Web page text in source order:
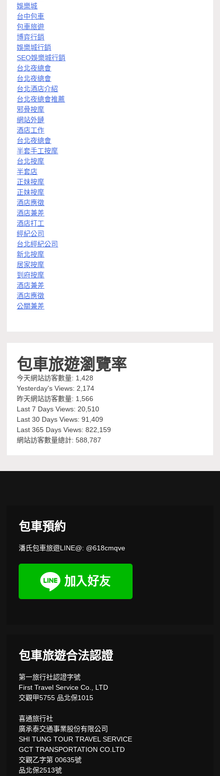
娛樂城
台中包車
包車旅遊
博弈行銷
娛樂城行銷
SEO娛樂城行銷
台北夜總會
台北夜總會
台北酒店介紹
台北夜總會推薦
邪骨按摩
網站外鏈
酒店工作
台北夜總會
半套手工按摩
台北按摩
半套店
正妹按摩
正妹按摩
酒店應徵
酒店兼差
酒店打工
經紀公司
台北經紀公司
新北按摩
居家按摩
到府按摩
酒店兼差
酒店應徵
公關兼差
包車旅遊瀏覽率
今天網站訪客數量: 1,428
Yesterday's Views: 2,174
昨天網站訪客數量: 1,566
Last 7 Days Views: 20,510
Last 30 Days Views:91,409
Last 365 Days Views:822,159
網站訪客數量總計:588,787
包車預約
潘氏包車旅遊LINE@: @618cmqve
包車旅遊合法認證
第一旅行社認證字號
First Travel Service Co., LTD
交觀甲5755 品北保1015
喜通旅行社
廣承泰交通事業股份有限公司
SHI TUNG TOUR TRAVEL SERVICE
GCT TRANSPORTATION CO.LTD
交觀乙字第 00635號
品北保2513號